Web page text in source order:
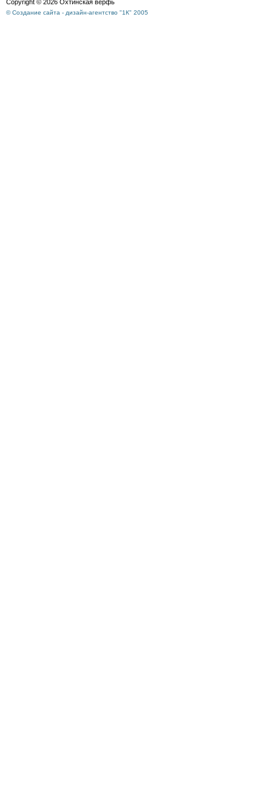
Copyright © 2026 Охтинская верфь
© Создание сайта - дизайн-агентство "1К" 2005